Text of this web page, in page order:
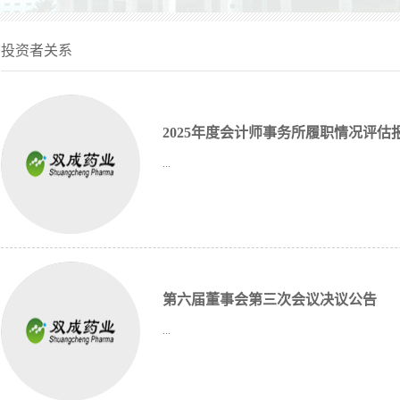
投资者关系
2025年度会计师事务所履职情况评估
...
第六届董事会第三次会议决议公告
...